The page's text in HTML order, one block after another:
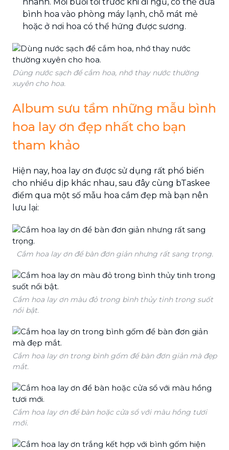
bình hoa vào phòng máy lạnh, chỗ mát mẻ
hoặc ở nơi hoa có thể hứng được sương.
Dùng nước sạch để cắm hoa, nhớ thay nước thường
xuyên cho hoa.
Album sưu tầm những mẫu bình
hoa lay ơn đẹp nhất cho bạn
tham khảo
Hiện nay, hoa lay ơn được sử dụng rất phổ biến
cho nhiều dịp khác nhau, sau đây cùng bTaskee
điểm qua một số mẫu hoa cắm đẹp mà bạn nên
lưu lại:
Cắm hoa lay ơn để bàn đơn giản nhưng rất sang trọng.
Cắm hoa lay ơn màu đỏ trong bình thủy tinh trong suốt
nổi bật.
Cắm hoa lay ơn trong bình gốm để bàn đơn giản mà đẹp
mắt.
Cắm hoa lay ơn để bàn hoặc cửa sổ với màu hồng tươi
mới.